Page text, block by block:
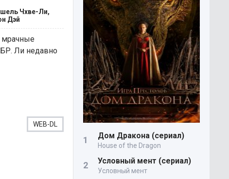
Чхве-Ли,
Дэй
мрачные
Ли недавно
WEB-DL
Дом Дракона (сериал)
House of the Dragon
Условный мент (сериал)
Условный мент